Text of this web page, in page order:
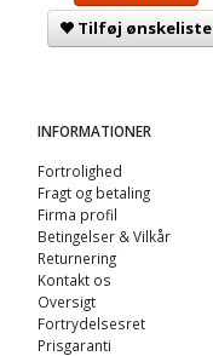
Tilføj ønskeliste
INFORMATIONER
Fortrolighed
Fragt og betaling
Firma profil
Betingelser & Vilkår
Returnering
Kontakt os
Oversigt
Fortrydelsesret
Prisgaranti